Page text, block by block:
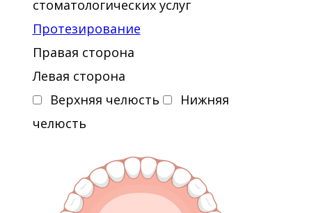
стоматологических услуг
Протезирование
Правая сторона
Левая сторона
Верхняя челюсть
Нижняя
челюсть